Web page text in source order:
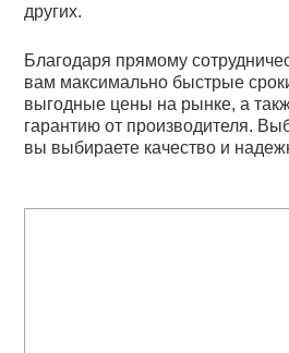
других.
Благодаря прямому
вам максимально быстрые
выгодные цены на рынке, а
гарантию от производителя.
вы выбираете качество и